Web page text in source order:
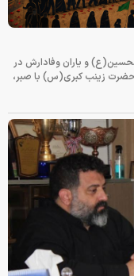
و یاران وفادارش در
زینب کبری(س) با صبر،